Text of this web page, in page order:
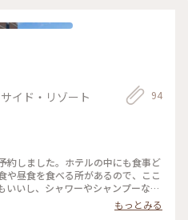
イド・リゾート 94
約しました。ホテルの中にも食事ど
や昼食を食べる所があるので、ここ
いいし、シャワーやシャンプーなん
もっとみる